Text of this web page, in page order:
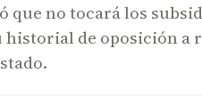
que no tocará los
historial de oposición a